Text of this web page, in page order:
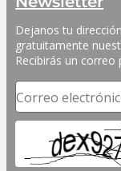
Dejanos tu
gratuitamente
Recibirás un
Correo